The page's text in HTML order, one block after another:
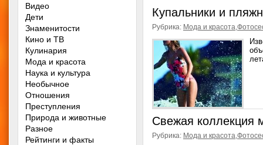
Купальники и
Рубрика: Мода и красота,
Свежая коллекция
Рубрика: Мода и красота,
Видео
Дети
Знаменитости
Кино и ТВ
Кулинария
Мода и красота
Наука и культура
Необычное
Отношения
Преступления
Природа и животные
Разное
Рейтинги и факты